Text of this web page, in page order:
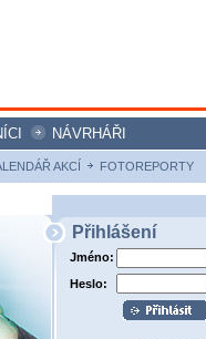
NÁVRHÁŘI
AKCÍ FOTOREPORTY
Přihlášení
Jméno:
Heslo: